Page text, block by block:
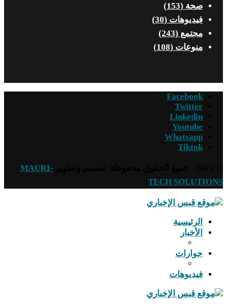
صحة (153)
فيديوهات (30)
مجتمع (243)
منوعات (108)
Facebook
Twitter
Linkedin
Youtube
Whatsapp
Tiktok
MAURI-
TECH SOLUTIONS
الرئيسية
الأخبار
حوارات
فيديوهات